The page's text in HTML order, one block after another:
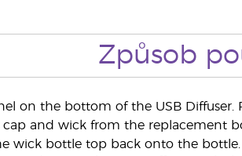
Způsob
on the bottom of the USB Diffuser.
and wick from the replacement
wick bottle top back onto the bottle.